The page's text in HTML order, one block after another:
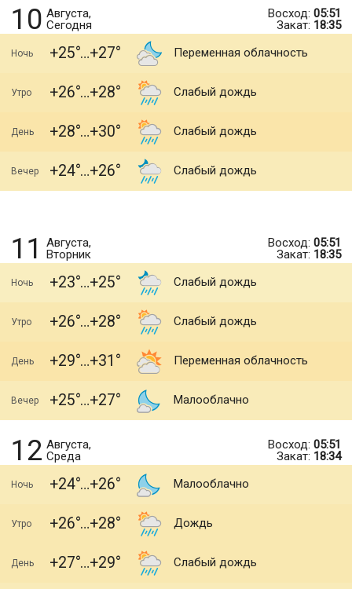
10 Августа,
Сегодня
Восход: 05:51
Закат: 18:35
Ночь +25 +27 Переменная облачность
Утро +26 +28 Слабый дождь
День +28 +30 Слабый дождь
Вечер +24 +26 Слабый дождь
11
Августа,
Вторник
Восход: 05:51
Закат: 18:35
Ночь +23 +25 Слабый дождь
Утро +26 +28 Слабый дождь
День +29 +31 Переменная облачность
Вечер +25 +27 Малооблачно
12 Августа,
Среда
Восход: 05:51
Закат: 18:34
Ночь +24 +26 Малооблачно
Утро +26 +28 Дождь
День +27 +29 Слабый дождь